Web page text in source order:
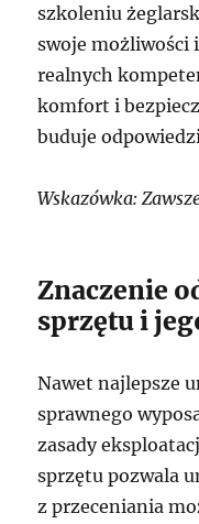
szkoleniu
swoje możliwości
realnych
komfort i
buduje
Wskazówka:
Znaczenie
sprzętu i
Nawet najlepsze
sprawnego
zasady
sprzętu pozwala
z przeceniania